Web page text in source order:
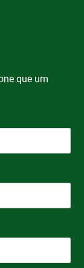
que um